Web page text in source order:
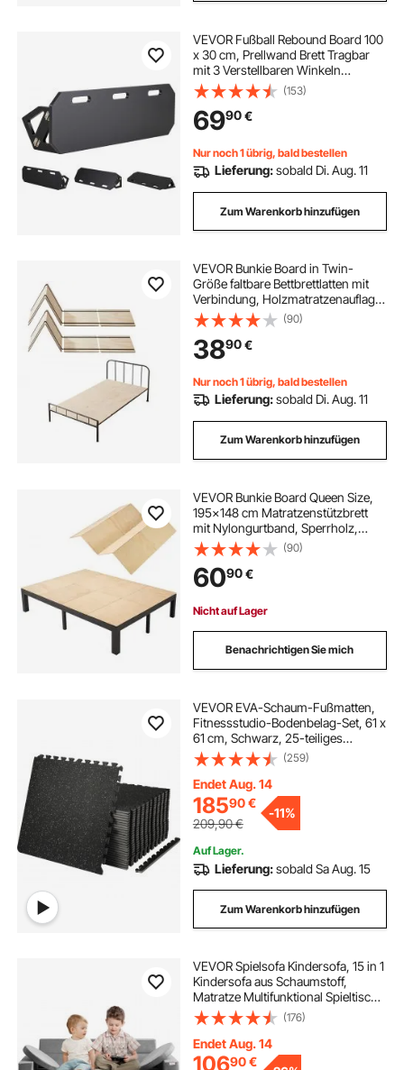
VEVOR Fußball Rebound Board 100
x 30 cm, Prellwand Brett Tragbar
mit 3 Verstellbaren Winkeln
Bodenanker, Fußballprellwand aus
HDPE, Balltrainingsgerät für Pass-
und Reaktionsübungen Kickback-
Trainer
(153)
6990€
Nur noch 1 übrig, bald bestellen
Lieferung:sobald Di. Aug. 11
Zum Warenkorb hinzufügen
VEVOR Bunkie Board in Twin-
Größe faltbare Bettbrettlatten mit
Verbindung, Holzmatratzenauflage,
Unterstützung unter
Matratzenbrettern, gebrauchsfertig,
8-teilig, Naturholz Latten
(90)
3890€
Nur noch 1 übrig, bald bestellen
Lieferung:sobald Di. Aug. 11
Zum Warenkorb hinzufügen
VEVOR Bunkie Board Queen Size,
195x148 cm Matratzenstützbrett
mit Nylongurtband, Sperrholz,
Abgerundete Kanten, Anti-
Durchhang-Design für
Metallrahmen, Schlafsofas,
Plattform- & Etagenbetten
(90)
6090€
Nicht auf Lager
Benachrichtigen Sie mich
VEVOR EVA-Schaum-Fußmatten,
Fitnessstudio-Bodenbelag-Set, 61 x
61 cm, Schwarz, 25-teiliges
Rutschfeste Ineinandergreifende
Puzzle-Fliesen-Schutzboden Set für
den Haushalt, Training, Garage
(259)
Endet Aug. 14
18590€
209,90€
-11%
Auf Lager.
Lieferung:sobald Sa Aug. 15
Zum Warenkorb hinzufügen
VEVOR Spielsofa Kindersofa, 15 in 1
Kindersofa aus Schaumstoff,
Matratze Multifunktional Spieltisch
Puzzle Sofa, Kindersessel Faltbar,
Pädagogisches Spielzeug
Kindersessel Spielsofa Kuschelecke
(176)
Endet Aug. 14
10690€